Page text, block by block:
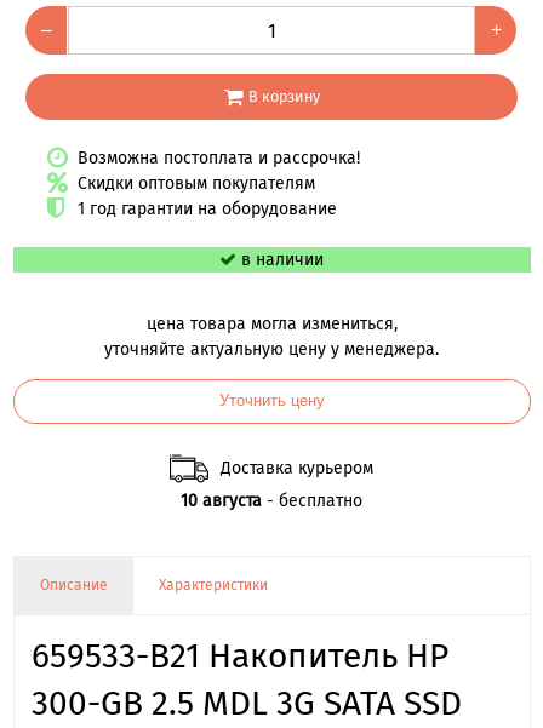
– +
В корзину
Возможна постоплата и рассрочка!
Скидки оптовым покупателям
1 год гарантии на оборудование
в наличии
цена товара могла измениться,
уточняйте актуальную цену у менеджера.
Уточнить цену
Доставка курьером
10 августа - бесплатно
Описание Характеристики
659533-B21 Накопитель HP
300-GB 2.5 MDL 3G SATA SSD